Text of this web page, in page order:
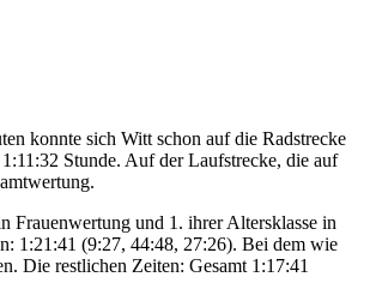
konnte sich Witt schon auf die Radstrecke
Stunde. Auf der Laufstrecke, die auf
Frauenwertung und 1. ihrer Altersklasse in
1:21:41 (9:27, 44:48, 27:26). Bei dem wie
Die restlichen Zeiten: Gesamt 1:17:41